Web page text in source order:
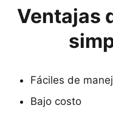
Ventajas
Fáciles de
Bajo costo